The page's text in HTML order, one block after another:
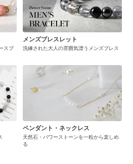
スブ
メンズブレスレット
洗練された大人の雰囲気漂うメンズブレス
ペンダント・ネックレス
天然石・パワーストーンを一粒から楽しめ
る